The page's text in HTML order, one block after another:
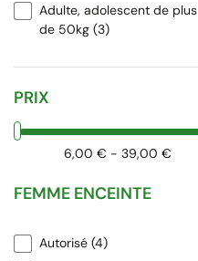
Adulte, adolescent de plus
de 50kg (3)
PRIX
6,00 € - 39,00 €
FEMME ENCEINTE
Autorisé (4)